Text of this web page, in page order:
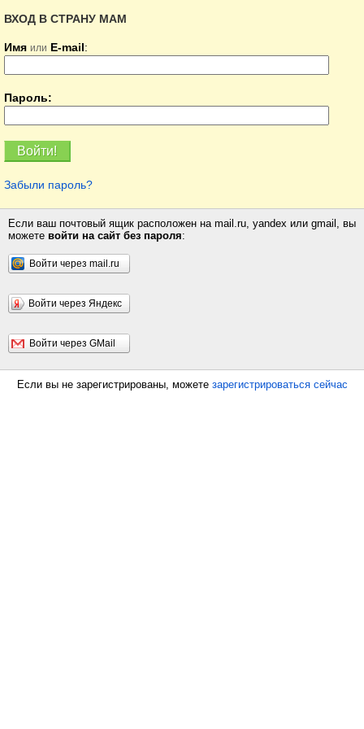
ВХОД В СТРАНУ МАМ
Имя или E-mail:
Пароль:
Забыли пароль?
Если ваш почтовый ящик расположен на mail.ru, yandex или gmail, вы
можете войти на сайт без пароля:
Войти через mail.ru
Войти через Яндекс
Войти через GMail
Если вы не зарегистрированы, можете зарегистрироваться сейчас